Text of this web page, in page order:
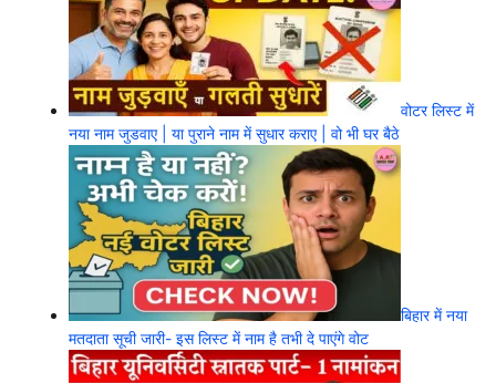
वोटर लिस्ट में
नया नाम जुडवाए | या पुराने नाम में सुधार कराए | वो भी घर बैठे
बिहार में नया
मतदाता सूची जारी- इस लिस्ट में नाम है तभी दे पाएंगे वोट